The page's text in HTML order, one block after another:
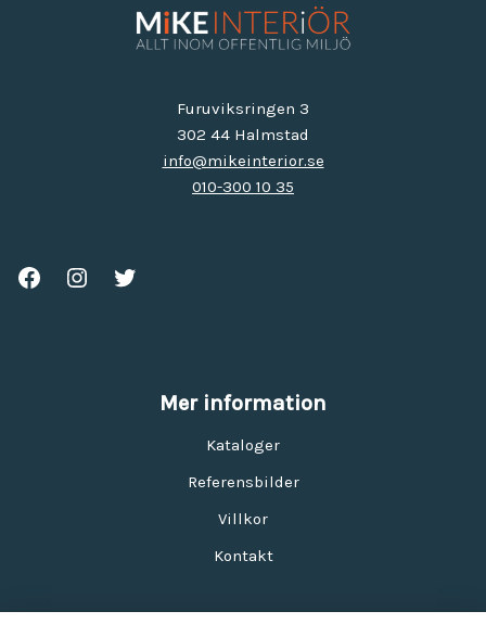
Furuviksringen 3
302 44 Halmstad
info@mikeinterior.se
010-300 10 35
Mer information
Kataloger
Referensbilder
Villkor
Kontakt